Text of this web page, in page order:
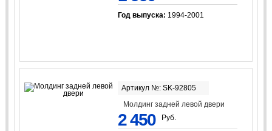
Год выпуска: 1994-2001
Артикул №: SK-92805
Молдинг задней левой двери
2 450 Руб.